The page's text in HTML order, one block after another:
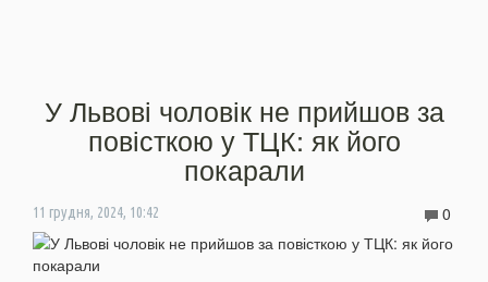
У Львові чоловік не прийшов за
повісткою у ТЦК: як його
покарали
11 грудня, 2024, 10:42 0